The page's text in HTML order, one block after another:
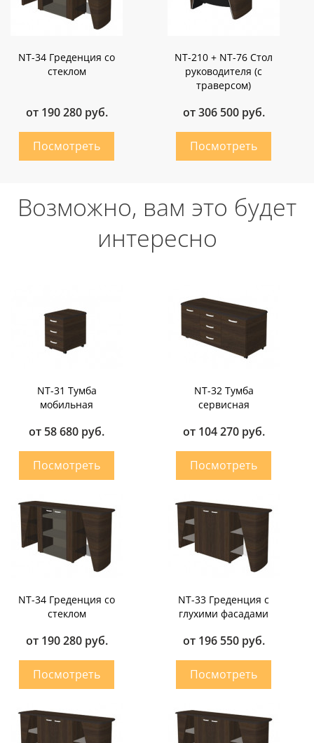
NT-34 Греденция со
стеклом
от 190 280 руб.
NT-210 + NT-76 Стол
руководителя (с
траверсом)
от 306 500 руб.
Возможно, вам это будет
интересно
NT-31 Тумба
мобильная
от 58 680 руб.
NT-32 Тумба
сервисная
от 104 270 руб.
NT-34 Греденция со
стеклом
от 190 280 руб.
NT-33 Греденция с
глухими фасадами
от 196 550 руб.